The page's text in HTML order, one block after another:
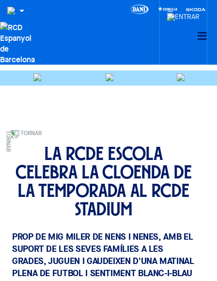
TORNAR
La RCDE Escola
celebra la cloenda de
la temporada al RCDE
Stadium
PROP DE MIG MILER DE NENS I NENES, AMB EL
SUPORT DE LES SEVES FAMÍLIES A LES
GRADES, JUGUEN I GAUDEIXEN D'UNA MATINAL
PLENA DE FUTBOL I SENTIMENT BLANC-I-BLAU